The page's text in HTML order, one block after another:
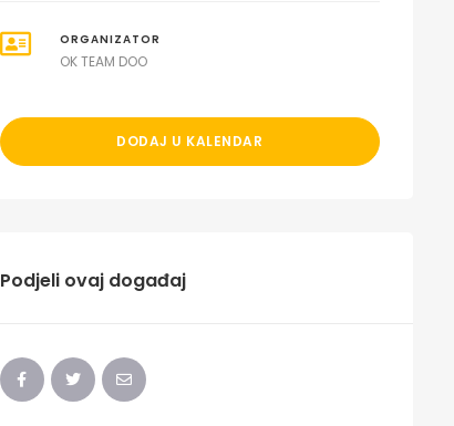
ORGANIZATOR
OK TEAM DOO
DODAJ U KALENDAR
Podjeli ovaj događaj